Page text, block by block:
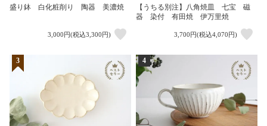
盛り鉢 白化粧削り 陶器 美濃焼
3,000円(税込3,300円)
【うちる別注】八角焼皿 七宝 磁
器 染付 有田焼 伊万里焼
3,700円(税込4,070円)
3 4